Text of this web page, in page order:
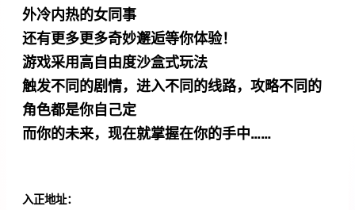
外冷内热的女同事
还有更多更多奇妙邂逅等你体验！
游戏采用高自由度沙盒式玩法
触发不同的剧情，进入不同的线路，攻略不同的
角色都是你自己定
而你的未来，现在就掌握在你的手中……
入正地址：